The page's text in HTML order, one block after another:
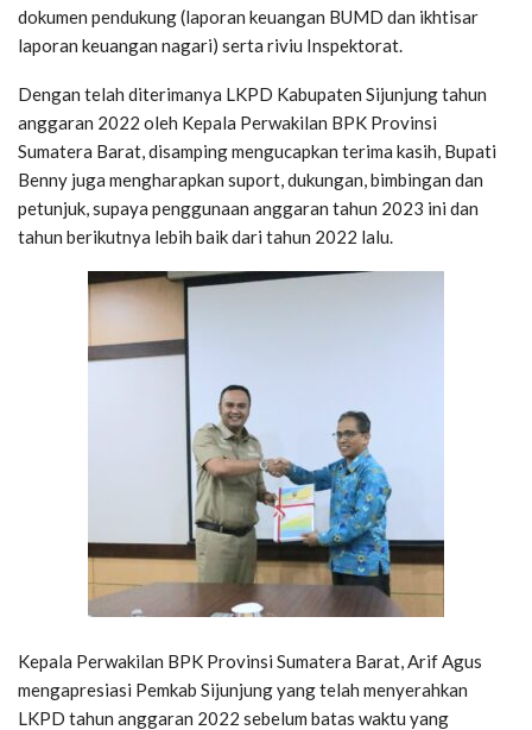
dokumen pendukung (laporan keuangan BUMD dan ikhtisar
laporan keuangan nagari) serta riviu Inspektorat.
Dengan telah diterimanya LKPD Kabupaten Sijunjung tahun
anggaran 2022 oleh Kepala Perwakilan BPK Provinsi
Sumatera Barat, disamping mengucapkan terima kasih, Bupati
Benny juga mengharapkan suport, dukungan, bimbingan dan
petunjuk, supaya penggunaan anggaran tahun 2023 ini dan
tahun berikutnya lebih baik dari tahun 2022 lalu.
Kepala Perwakilan BPK Provinsi Sumatera Barat, Arif Agus
mengapresiasi Pemkab Sijunjung yang telah menyerahkan
LKPD tahun anggaran 2022 sebelum batas waktu yang